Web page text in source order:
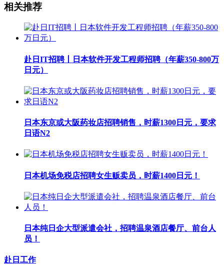
相关推荐
赴日IT招聘丨日本软件开发工程师招聘（年薪350-800万
日元）
日本东京或大阪药妆店招聘销售，时薪1300日元，要求
日语N2
日本机场免税店招聘女生贩卖员，时薪1400日元！
日本纯日企大型派遣会社，招聘温泉酒店餐厅、前台人
员！
赴日工作